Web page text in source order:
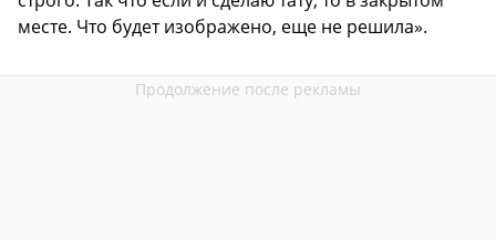
месте. Что будет изображено, еще не решила».